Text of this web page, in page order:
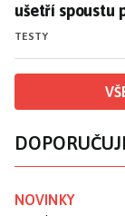
ušetří spoustu
TESTY
NOVINKY